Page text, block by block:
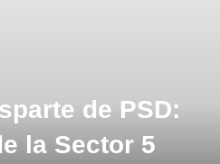
de PSD:
la Sector 5